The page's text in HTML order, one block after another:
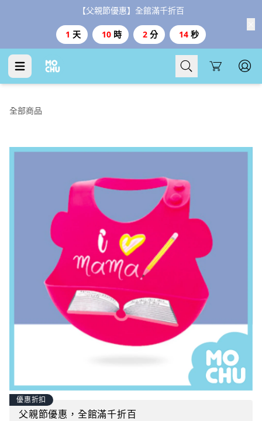
【父親節優惠】全館滿千折百
1 天 10 時 2 分 14 秒
Cart
全部商品
優惠折扣
父親節優惠，全館滿千折百